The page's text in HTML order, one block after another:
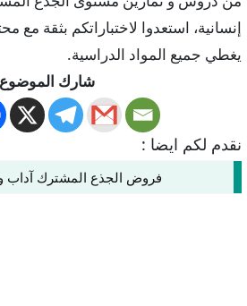
إنسانية، استعدوا لاختباراتكم بثقة مع
يغطي جميع المواد الدراسية.
شارك الموضوع
نقدم لكم ايضا :
فروض الجذع المشترك آداب و